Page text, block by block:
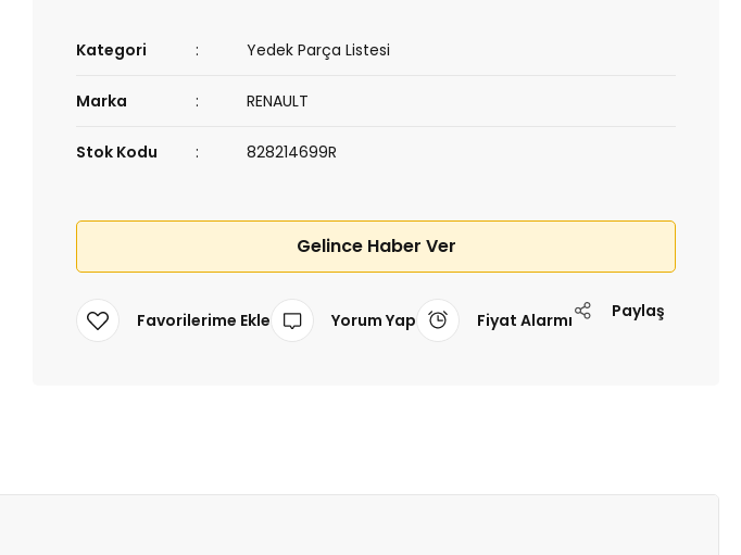
Kategori Yedek Parça Listesi
Marka RENAULT
Stok Kodu 828214699R
Gelince Haber Ver
Yorum Yap Fiyat Alarmı Paylaş